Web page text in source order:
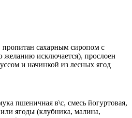
сахарным сиропом с
желанию исключается), прослоен
и начинкой из лесных ягод
пшеничная в\с, смесь йогуртовая,
ягоды (клубника, малина,